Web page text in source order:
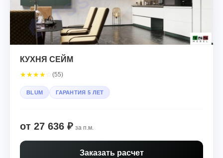
КУХНЯ СЕЙМ
★★★★ (55)
BLUM ГАРАНТИЯ 5 ЛЕТ
от 27 636 ₽ за п.м.
Заказать расчет